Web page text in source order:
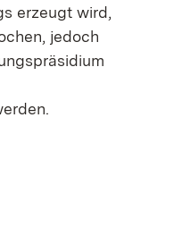
erzeugt wird,
jedoch